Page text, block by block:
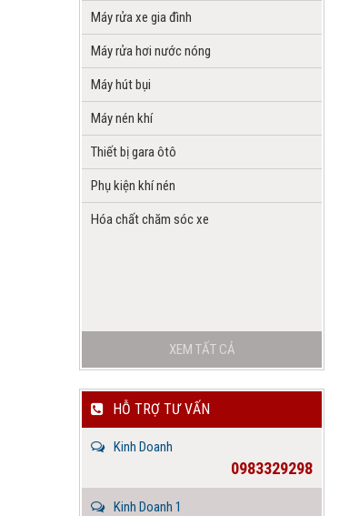
Máy rửa xe gia đình
Máy rửa hơi nước nóng
Máy hút bụi
Máy nén khí
Thiết bị gara ôtô
Phụ kiện khí nén
Hóa chất chăm sóc xe
XEM TẤT CẢ
HỖ TRỢ TƯ VẤN
Kinh Doanh
0983329298
Kinh Doanh 1